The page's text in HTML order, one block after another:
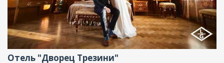
Услуги няни , Ресторан, Бар, Парковка, Интернет
Отель "Дворец Трезини"